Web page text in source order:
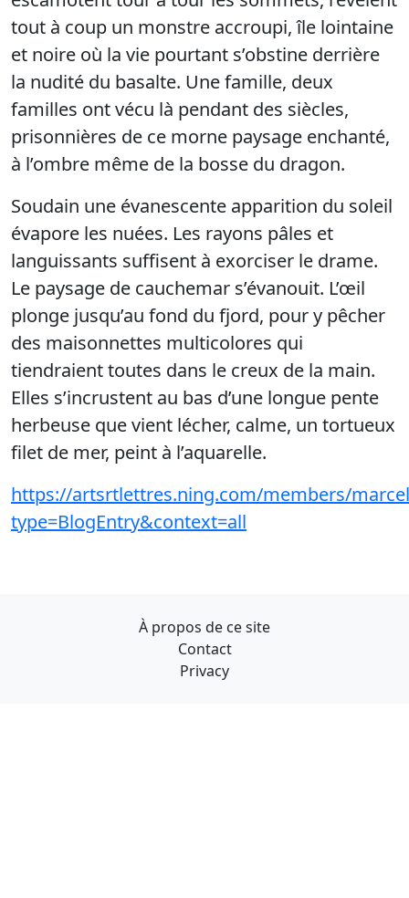
tout à coup un monstre accroupi, île lointaine
et noire où la vie pourtant s’obstine derrière
la nudité du basalte. Une famille, deux
familles ont vécu là pendant des siècles,
prisonnières de ce morne paysage enchanté,
à l’ombre même de la bosse du dragon.
Soudain une évanescente apparition du soleil
évapore les nuées. Les rayons pâles et
languissants suffisent à exorciser le drame.
Le paysage de cauchemar s’évanouit. L’œil
plonge jusqu’au fond du fjord, pour y pêcher
des maisonnettes multicolores qui
tiendraient toutes dans le creux de la main.
Elles s’incrustent au bas d’une longue pente
herbeuse que vient lécher, calme, un tortueux
filet de mer, peint à l’aquarelle.
https://artsrtlettres.ning.com/members/
type=BlogEntry&context=all
À propos de ce site
Contact
Privacy